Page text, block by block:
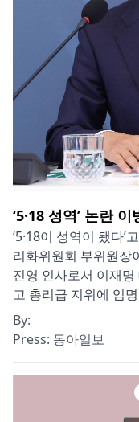
‘5·18 성역’ 논란
‘5·18이 성역이 됐다
리화위원회 부위원장
진영 인사로서 이재
고 총리급 지위에 임
By:
Press: 동아일보